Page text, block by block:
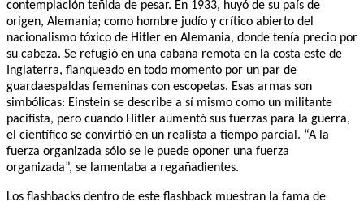
contemplación teñida de pesar. En 1933, huyó de su país de
origen, Alemania; como hombre judío y crítico abierto del
nacionalismo tóxico de Hitler en Alemania, donde tenía precio por
su cabeza. Se refugió en una cabaña remota en la costa este de
Inglaterra, flanqueado en todo momento por un par de
guardaespaldas femeninas con escopetas. Esas armas son
simbólicas: Einstein se describe a sí mismo como un militante
pacifista, pero cuando Hitler aumentó sus fuerzas para la guerra,
el científico se convirtió en un realista a tiempo parcial. “A la
fuerza organizada sólo se le puede oponer una fuerza
organizada”, se lamentaba a regañadientes.
Los flashbacks dentro de este flashback muestran la fama de